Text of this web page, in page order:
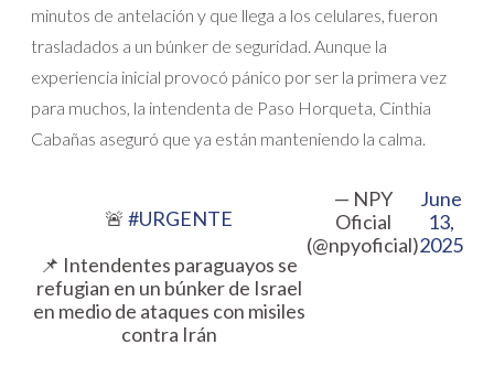
minutos de antelación y que llega a los celulares, fueron
trasladados a un búnker de seguridad. Aunque la
experiencia inicial provocó pánico por ser la primera vez
para muchos, la intendenta de Paso Horqueta, Cinthia
Cabañas aseguró que ya están manteniendo la calma.
🚨 #URGENTE
📌 Intendentes paraguayos se
refugian en un búnker de Israel
en medio de ataques con misiles
contra Irán
— NPY
Oficial
(@npyoficial)
June
13,
2025